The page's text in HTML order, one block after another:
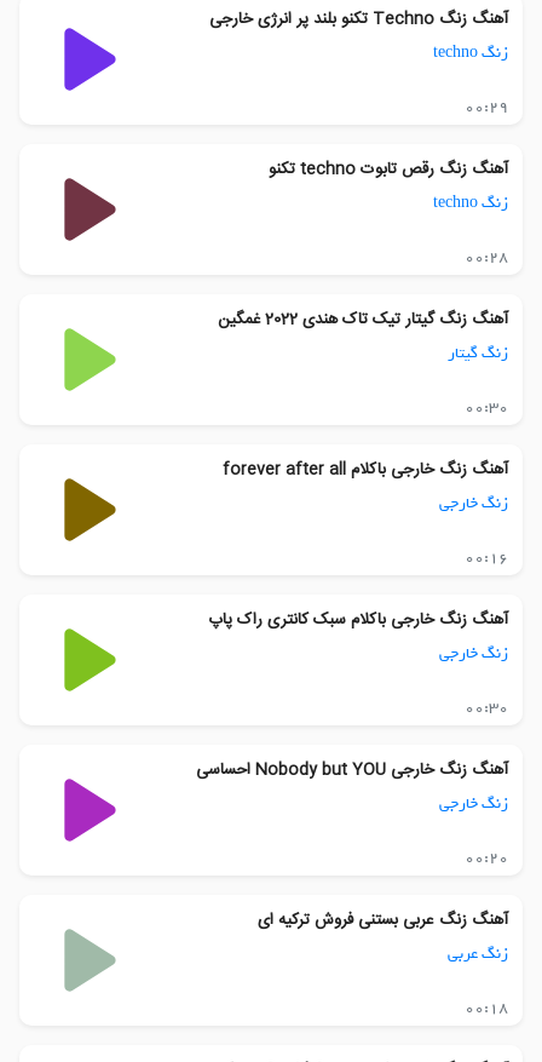
آهنگ زنگ Techno تکنو بلند پر انرژی خارجی
زنگ techno
00:29
آهنگ زنگ رقص تابوت techno تکنو
زنگ techno
00:28
آهنگ زنگ گیتار تیک تاک هندی 2022 غمگین
زنگ گیتار
00:30
آهنگ زنگ خارجی باکلام forever after all
زنگ خارجی
00:16
آهنگ زنگ خارجی باکلام سبک کانتری راک پاپ
زنگ خارجی
00:30
آهنگ زنگ خارجی Nobody but YOU احساسی
زنگ خارجی
00:20
آهنگ زنگ عربی بستنی فروش ترکیه ای
زنگ عربی
00:18